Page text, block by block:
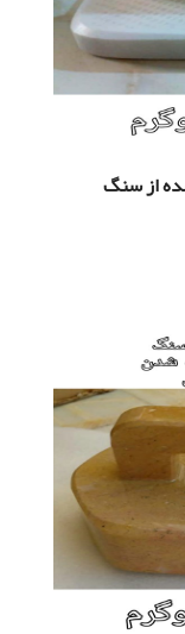
از سنگ